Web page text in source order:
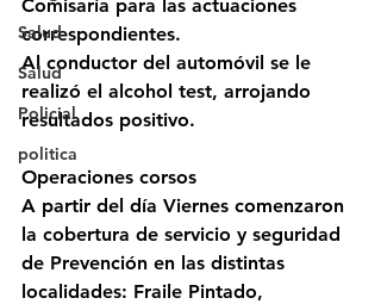
Salud
Salud
Policial
politica
Comisaría para las actuaciones
correspondientes.
Al conductor del automóvil se le
realizó el alcohol test, arrojando
resultados positivo.
Operaciones corsos
A partir del día Viernes comenzaron
la cobertura de servicio y seguridad
de Prevención en las distintas
localidades: Fraile Pintado,